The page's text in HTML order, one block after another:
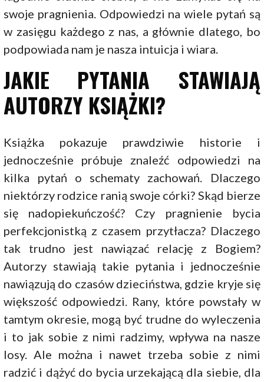
swoje pragnienia. Odpowiedzi na wiele pytań są
w zasięgu każdego z nas, a głównie dlatego, bo
podpowiada nam je nasza intuicja i wiara.
JAKIE PYTANIA STAWIAJĄ
AUTORZY KSIĄŻKI?
Książka pokazuje prawdziwie historie i
jednocześnie próbuje znaleźć odpowiedzi na
kilka pytań o schematy zachowań. Dlaczego
niektórzy rodzice ranią swoje córki? Skąd bierze
się nadopiekuńczość? Czy pragnienie bycia
perfekcjonistką z czasem przytłacza? Dlaczego
tak trudno jest nawiązać relację z Bogiem?
Autorzy stawiają takie pytania i jednocześnie
nawiązują do czasów dzieciństwa, gdzie kryje się
większość odpowiedzi. Rany, które powstały w
tamtym okresie, mogą być trudne do wyleczenia
i to jak sobie z nimi radzimy, wpływa na nasze
losy. Ale można i nawet trzeba sobie z nimi
radzić i dążyć do bycia urzekającą dla siebie, dla